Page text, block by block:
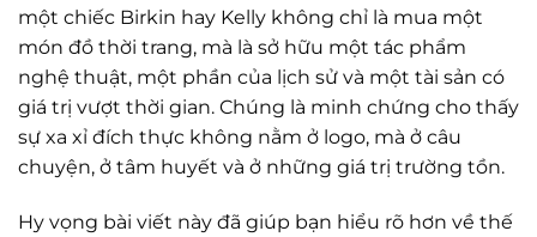
một chiếc Birkin hay Kelly không chỉ là mua một
món đồ thời trang, mà là sở hữu một tác phẩm
nghệ thuật, một phần của lịch sử và một tài sản có
giá trị vượt thời gian. Chúng là minh chứng cho thấy
sự xa xỉ đích thực không nằm ở logo, mà ở câu
chuyện, ở tâm huyết và ở những giá trị trường tồn.
Hy vọng bài viết này đã giúp bạn hiểu rõ hơn về thế